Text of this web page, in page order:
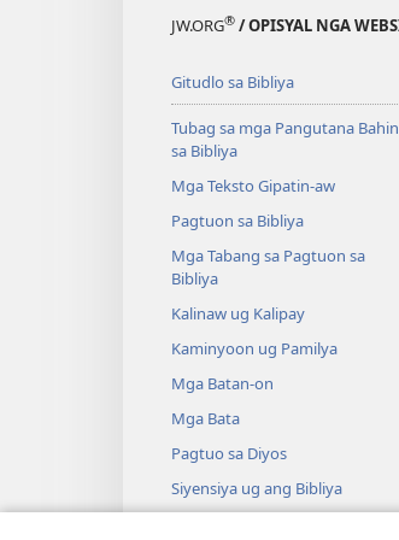
JW.ORG® / OPISYAL NGA
Gitudlo sa Bibliya
Tubag sa mga Pangutana Bahin
sa Bibliya
Mga Teksto Gipatin-aw
Pagtuon sa Bibliya
Mga Tabang sa Pagtuon sa
Bibliya
Kalinaw ug Kalipay
Kaminyoon ug Pamilya
Mga Batan-on
Mga Bata
Pagtuo sa Diyos
Siyensiya ug ang Bibliya